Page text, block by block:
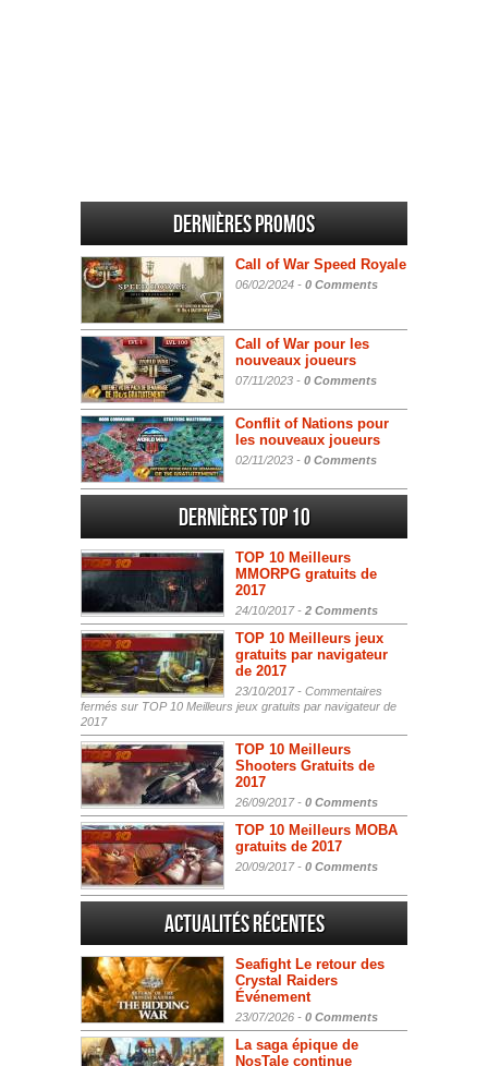
Dernières promos
Call of War Speed Royale
06/02/2024 - 0 Comments
Call of War pour les
nouveaux joueurs
07/11/2023 - 0 Comments
Conflit of Nations pour
les nouveaux joueurs
02/11/2023 - 0 Comments
Dernières Top 10
TOP 10 Meilleurs
MMORPG gratuits de
2017
24/10/2017 - 2 Comments
TOP 10 Meilleurs jeux
gratuits par navigateur
de 2017
23/10/2017 - Commentaires
fermés sur TOP 10 Meilleurs jeux gratuits par navigateur de
2017
TOP 10 Meilleurs
Shooters Gratuits de
2017
26/09/2017 - 0 Comments
TOP 10 Meilleurs MOBA
gratuits de 2017
20/09/2017 - 0 Comments
Actualités Récentes
Seafight Le retour des
Crystal Raiders
Événement
23/07/2026 - 0 Comments
La saga épique de
NosTale continue